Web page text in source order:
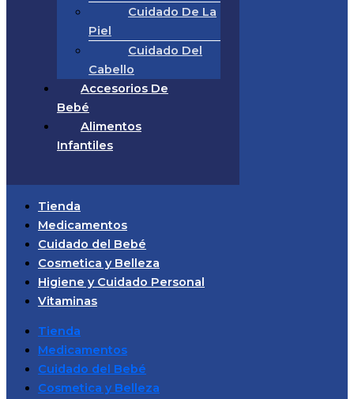
Cuidado De La
Piel
Cuidado Del
Cabello
Accesorios De
Bebé
Alimentos
Infantiles
Tienda
Medicamentos
Cuidado del Bebé
Cosmetica y Belleza
Higiene y Cuidado Personal
Vitaminas
Tienda
Medicamentos
Cuidado del Bebé
Cosmetica y Belleza